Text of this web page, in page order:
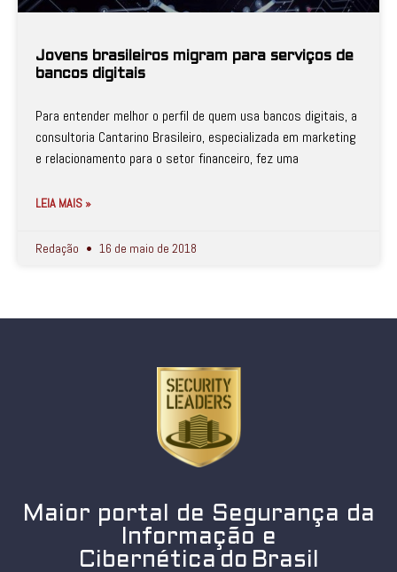
Jovens brasileiros migram para serviços de
bancos digitais
Para entender melhor o perfil de quem usa bancos digitais, a
consultoria Cantarino Brasileiro, especializada em marketing
e relacionamento para o setor financeiro, fez uma
LEIA MAIS »
Redação 16 de maio de 2018
Maior portal de Segurança da
Informação e
Cibernética do Brasil